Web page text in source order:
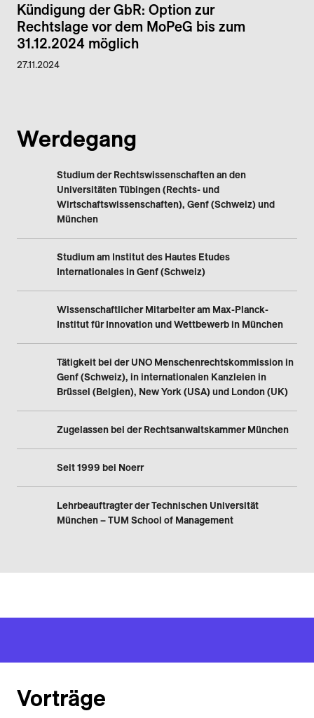
Kündigung der GbR: Option zur
Rechtslage vor dem MoPeG bis zum
31.12.2024 möglich
27.11.2024
Werdegang
Studium der Rechtswissenschaften an den
Universitäten Tübingen (Rechts- und
Wirtschaftswissenschaften), Genf (Schweiz) und
München
Studium am Institut des Hautes Etudes
Internationales in Genf (Schweiz)
Wissenschaftlicher Mitarbeiter am Max-Planck-
Institut für Innovation und Wettbewerb in München
Tätigkeit bei der UNO Menschenrechtskommission in
Genf (Schweiz), in internationalen Kanzleien in
Brüssel (Belgien), New York (USA) und London (UK)
Zugelassen bei der Rechtsanwaltskammer München
Seit 1999 bei Noerr
Lehrbeauftragter der Technischen Universität
München – TUM School of Management
Vorträge